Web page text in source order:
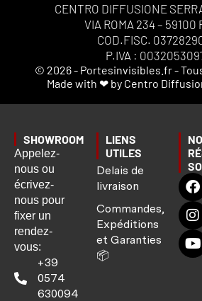
CENTRO DIFFUSIONE
VIA ROMA 234 – 59100
COD.FISC.
P.IVA :
© 2026 - Portesinvisibles.fr -
Made with ❤ by Centro
SHOWROOM
Appelez-
nous ou
écrivez-
nous pour
fixer un
rendez-
vous:
+39
0574
630094
LIENS
UTILES
Delais de
livraison
Commandes,
Expéditions
et Garanties
📦